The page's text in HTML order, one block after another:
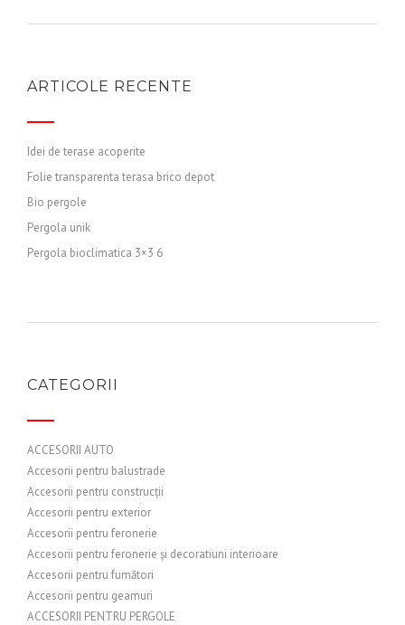
ARTICOLE RECENTE
Idei de terase acoperite
Folie transparenta terasa brico depot
Bio pergole
Pergola unik
Pergola bioclimatica 3×3 6
CATEGORII
ACCESORII AUTO
Accesorii pentru balustrade
Accesorii pentru construcții
Accesorii pentru exterior
Accesorii pentru feronerie
Accesorii pentru feronerie și decoratiuni interioare
Accesorii pentru fumători
Accesorii pentru geamuri
ACCESORII PENTRU PERGOLE